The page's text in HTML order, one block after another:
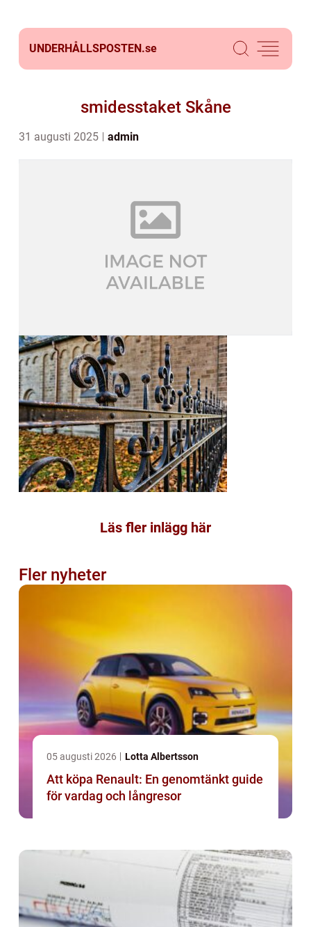
UNDERHÅLLSPOSTEN.se
smidesstaket Skåne
31 augusti 2025 admin
Läs fler inlägg här
Fler nyheter
05 augusti 2026 Lotta Albertsson
Att köpa Renault: En genomtänkt guide
för vardag och långresor